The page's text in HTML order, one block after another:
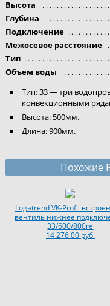
Высота
Глубина
Подключение
Межосевое расстояние
Тип
Объем воды
Тип: 33 — три
конвекционными
Высота: 500мм.
Длина: 900мм.
Похожие
Logatrend VK-Profil
вентиль нижнее
33/600/800re
14 276.00 руб.